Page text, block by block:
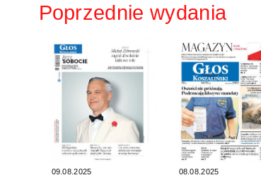
Poprzednie wydania
09.08.2025 08.08.2025